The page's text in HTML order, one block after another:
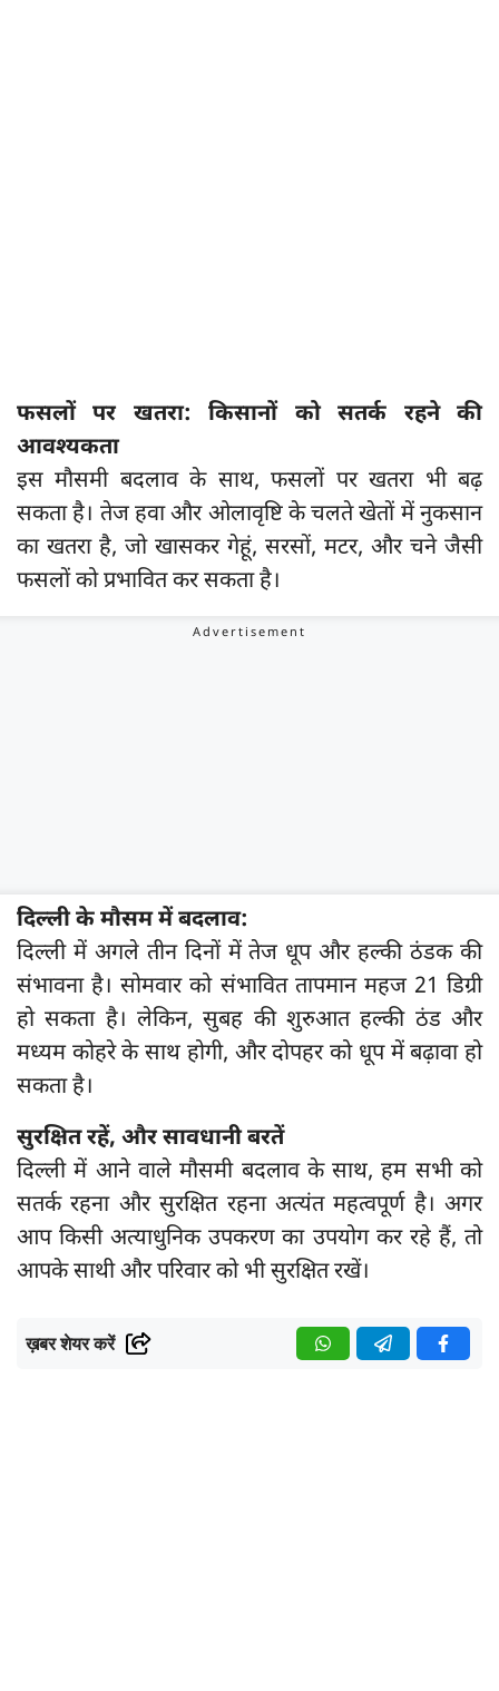
फसलों पर खतरा: किसानों को सतर्क रहने की
आवश्यकता
इस मौसमी बदलाव के साथ, फसलों पर खतरा भी बढ़
सकता है। तेज हवा और ओलावृष्टि के चलते खेतों में नुकसान
का खतरा है, जो खासकर गेहूं, सरसों, मटर, और चने जैसी
फसलों को प्रभावित कर सकता है।
दिल्ली के मौसम में बदलाव:
दिल्ली में अगले तीन दिनों में तेज धूप और हल्की ठंडक की
संभावना है। सोमवार को संभावित तापमान महज 21 डिग्री
हो सकता है। लेकिन, सुबह की शुरुआत हल्की ठंड और
मध्यम कोहरे के साथ होगी, और दोपहर को धूप में बढ़ावा हो
सकता है।
सुरक्षित रहें, और सावधानी बरतें
दिल्ली में आने वाले मौसमी बदलाव के साथ, हम सभी को
सतर्क रहना और सुरक्षित रहना अत्यंत महत्वपूर्ण है। अगर
आप किसी अत्याधुनिक उपकरण का उपयोग कर रहे हैं, तो
आपके साथी और परिवार को भी सुरक्षित रखें।
ख़बर शेयर करें